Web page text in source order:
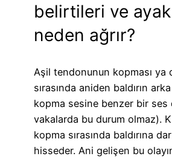
belirtileri ve
neden ağrır?
Aşil tendonunun kopması ya
sırasında aniden baldırın
kopma sesine benzer bir ses
vakalarda bu durum olmaz).
kopma sırasında baldırına
hisseder. Ani gelişen bu